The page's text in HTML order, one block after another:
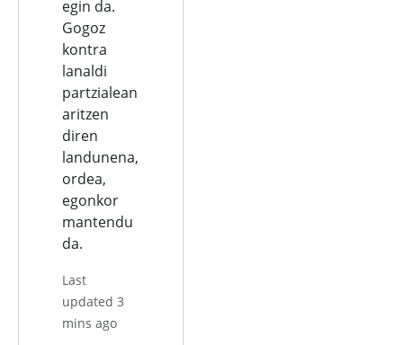
egin da.
Gogoz
kontra
lanaldi
partzialean
aritzen
diren
landunena,
ordea,
egonkor
mantendu
da.
Last
updated 3
mins ago